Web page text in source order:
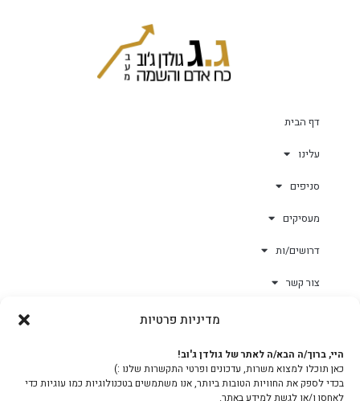
מדיניות פרטיות
היי, ברוך/ה הבא/ה לאתר של גולדן ג'וב!
כאן תוכלו למצוא משרות, עדכונים ופרטי התקשרות שלנו :)
בכדי לספק את החוויות הטובות ביותר, אנו משתמשים בטכנולוגיות כמו עוגיות כדי
לאחסן ו/או לגשת למידע באתר.
דף הבית
עלינו
סניפים
מעסיקים
דרושים/ות
צור קשר
צוות